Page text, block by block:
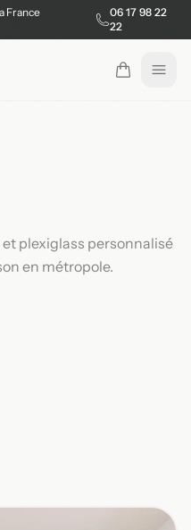
France
06 17 98 22
22
plexiglass personnalisé
en métropole.